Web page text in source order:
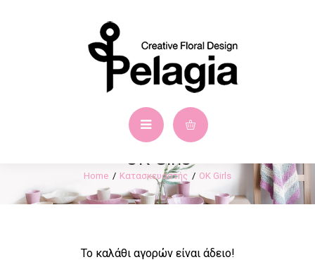
OK Girls
Κατασκευαστής OK Girls
Το καλάθι αγορών είναι άδειο!